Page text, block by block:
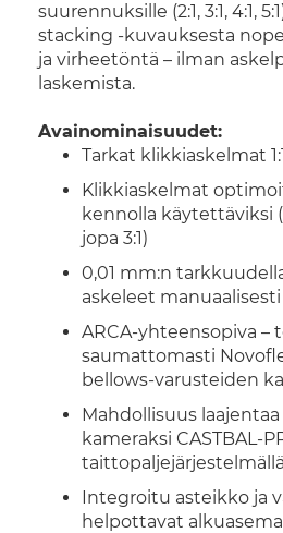
suurennuksille (2:1, 3:1, 4:1,
stacking -kuvauksesta
ja virheetöntä – ilman
laskemista.
Avainominaisuudet:
Tarkat klikkiaskelmat
Klikkiaskelmat
kennolla käytettäviksi
jopa 3:1)
0,01 mm:n
askeleet manuaalisesti
ARCA-yhteensopiva –
saumattomasti
bellows-varusteiden
Mahdollisuus
kameraksi CASTBAL-
taittopaljejärjestelmällä
Integroitu asteikko ja
helpottavat